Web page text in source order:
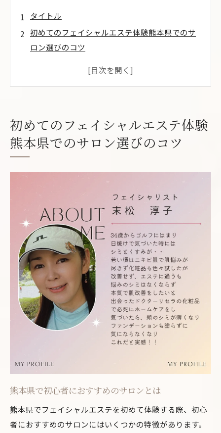
タイトル
初めてのフェイシャルエステ体験熊本県でのサ
ロン選びのコツ
熊本県で初心者におすすめのサロンとは
プロフェッショナルなスタッフがいるサロ
ンの見分け方
初回の施術前に知っておきたいこと
正しいカウンセリングの受け方
施術前のスキンケア準備
持参すべきアイテムと服装の選び方
フェイシャルエステを成功させるための心
構え
施術当日の流れと注意点
熊本県で人気のフェイシャルエステサロンの特
最新の美容機器を導入しているサロン
オーダーメイドケアの提供があるサロン
リラックスできる快適な空間のサロン
エステティシャンの技術力と対応力
初めてのフェイシャルエステ体験
熊本県でのサロン選びのコツ
熊本県で初心者におすすめのサロンとは
熊本県でフェイシャルエステを初めて体験する際、初心
者におすすめのサロンにはいくつかの特徴があります。